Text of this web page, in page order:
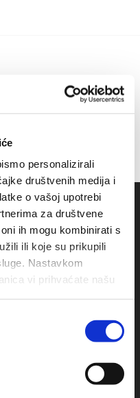
personalizirali
društvenih medija i
o vašoj upotrebi
za društvene
ih mogu kombinirati s
ili koje su prikupili
Nastavkom
vi prihvaćate našu